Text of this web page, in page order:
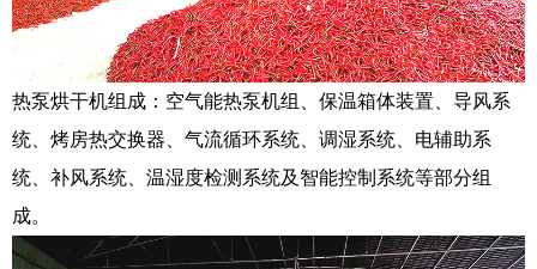
热泵烘干机组成：空气能热泵机组、保温箱体装置、导风系
统、烤房热交换器、气流循环系统、调湿系统、电辅助系
统、补风系统、温湿度检测系统及智能控制系统等部分组
成。